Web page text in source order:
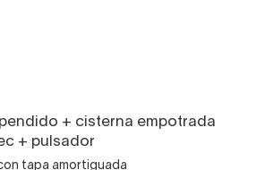
+ cisterna empotrada
+ pulsador
tapa amortiguada